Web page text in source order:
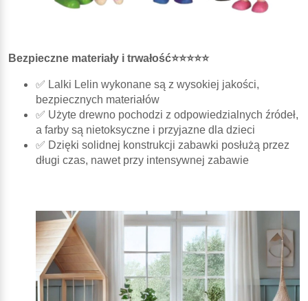
Bezpieczne materiały i trwałość⭐⭐⭐⭐⭐
✅ Lalki Lelin wykonane są z wysokiej jakości,
bezpiecznych materiałów
✅ Użyte drewno pochodzi z odpowiedzialnych źródeł,
a farby są nietoksyczne i przyjazne dla dzieci
✅ Dzięki solidnej konstrukcji zabawki posłużą przez
długi czas, nawet przy intensywnej zabawie